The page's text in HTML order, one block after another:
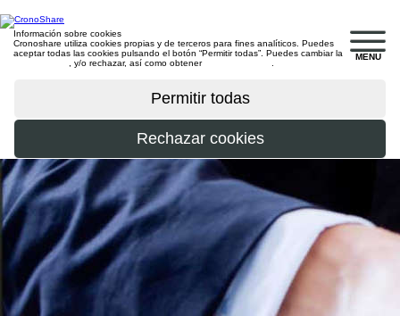
MENU
Información sobre cookies
Cronoshare utiliza cookies propias y de terceros para fines analíticos. Puedes
aceptar todas las cookies pulsando el botón “Permitir todas”. Puedes cambiar la
, y/o rechazar, así como obtener